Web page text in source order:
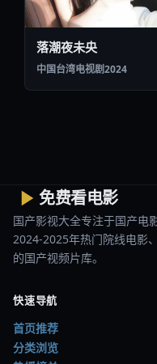
免费看电影
国产影视大全专注于国产
2024-2025年热门院线电影
的国产视频片库。
全站搜索
热门栏目
动作燃片
悬疑惊悚